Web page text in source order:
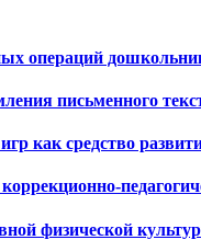
операций
письменного
как средство
физической